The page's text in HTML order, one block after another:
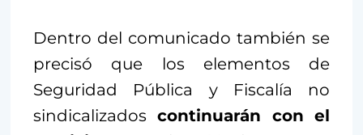
Dentro del comunicado también se
precisó que los elementos de
Seguridad Pública y Fiscalía no
sindicalizados continuarán con el